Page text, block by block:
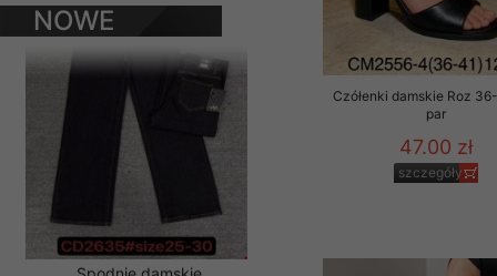
NOWE
PRODUKTY
Czółenki damskie Roz
par
47.00 zł
szczegóły
• ostatnio
Materiały
szczególności
zawierającego
naszym Sklepie.
Wszelkie pytania,
osobowych prosimy